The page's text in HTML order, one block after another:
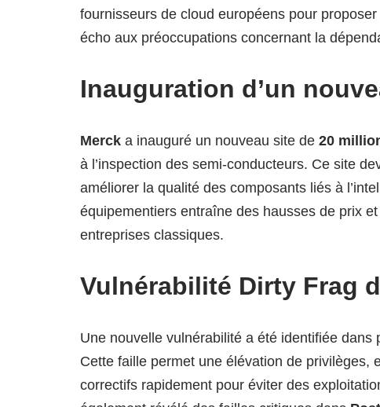
fournisseurs de cloud européens pour
écho aux préoccupations concernant la
Inauguration d’un
Merck a inauguré un nouveau site de 20
à l’inspection des semi-conducteurs. Ce site
améliorer la qualité des composants liés à
équipementiers entraîne des hausses de prix
entreprises classiques.
Vulnérabilité Dirty Frag
Une nouvelle vulnérabilité a été identifiée dans
Cette faille permet une élévation de privilèges,
correctifs rapidement pour éviter des